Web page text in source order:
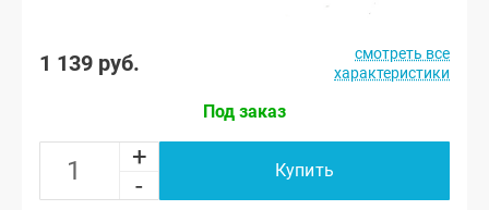
1 139 руб.
смотреть все
характеристики
Под заказ
+
-
Купить